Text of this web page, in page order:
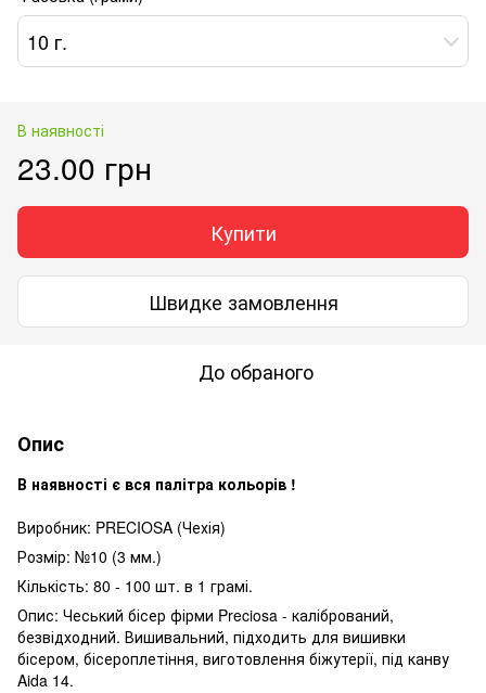
10 г.
В наявності
23.00 грн
Купити
Швидке замовлення
До обраного
Опис
В наявності є вся палітра кольорів !
Виробник: PRECIOSA (Чехія)
Розмір: №10 (3 мм.)
Кількість: 80 - 100 шт. в 1 грамі.
Опис: Чеський бісер фірми Preciosa - калібрований,
безвідходний. Вишивальний, підходить для вишивки
бісером, бісероплетіння, виготовлення біжутерії, під канву
Aida 14.